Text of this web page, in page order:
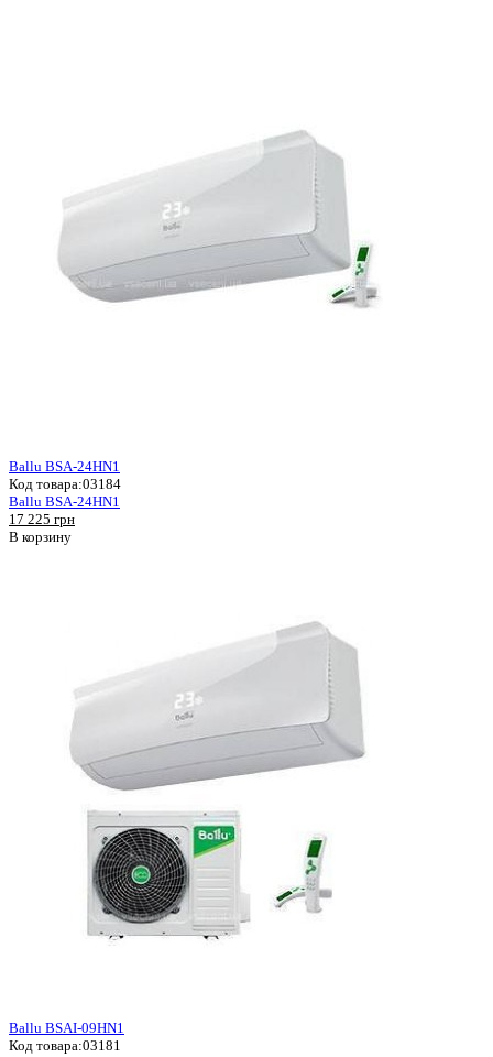
Ballu BSA-24HN1
Код товара:03184
Ballu BSA-24HN1
17 225 грн
В корзину
Ballu BSAI-09HN1
Код товара:03181